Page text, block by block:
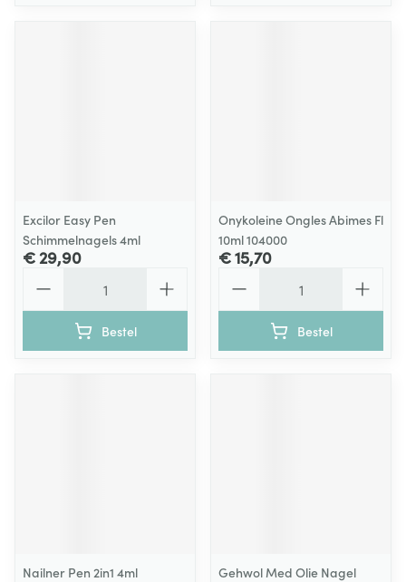
Excilor Easy Pen
Schimmelnagels 4ml
€ 29,90
Bestel
Onykoleine Ongles Abimes Fl
10ml 104000
€ 15,70
Bestel
Nailner Pen 2in1 4ml
Gehwol Med Olie Nagel